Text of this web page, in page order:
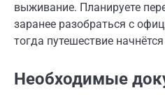
выживание. Планируете
заранее разобраться с
тогда путешествие
Необходимые